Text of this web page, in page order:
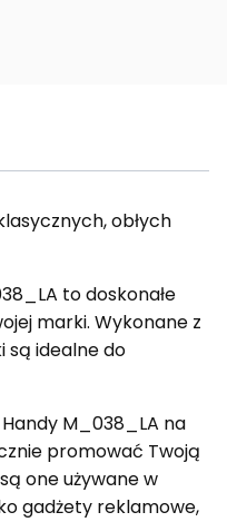
obłych
to doskonałe
marki. Wykonane z
są idealne do
M_038_LA na
promować Twoją
one używane w
gadżety reklamowe,